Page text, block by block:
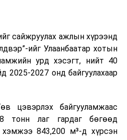
сайжруулах ажлын хүрээнд
ийг Улаанбаатар хотын
урд хэсэгт, нийт 40
2025-2027 онд байгуулахаар
цэвэрлэх байгууламжаас
тонн лаг гардаг бөгөөд
хэмжээ 843,200 м³-д хүрсэн